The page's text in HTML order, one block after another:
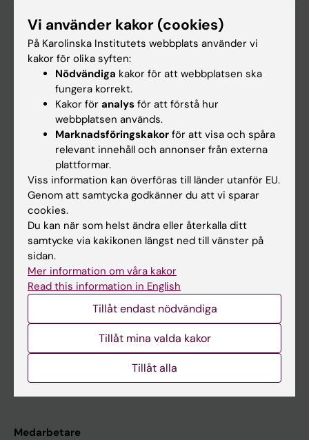
Huvudmeny
Utbildning
Forskarutbildning
Forskning
Nyheter
Kalender
Student
Ladok
Canvas
Schema
Kurs- och programwebbar
Student på KI
Medarbetare
Vi använder kakor (cookies)
På Karolinska Institutets webbplats använder vi
kakor för olika syften:
Nödvändiga kakor för att webbplatsen ska
fungera korrekt.
Kakor för analys för att förstå hur
webbplatsen används.
Marknadsföringskakor för att visa och spåra
relevant innehåll och annonser från externa
plattformar.
Viss information kan överföras till länder utanför EU.
Genom att samtycka godkänner du att vi sparar
cookies.
Du kan när som helst ändra eller återkalla ditt
samtycke via kakikonen längst ned till vänster på
sidan.
Mer information om våra kakor
Read this information in English
Tillåt endast nödvändiga
Tillåt mina valda kakor
Tillåt alla